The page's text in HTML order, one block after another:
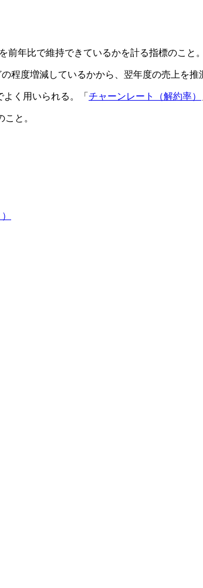
前年比で維持できているかを計る指標のこと
程度増減しているかから、翌年度の売上を推
く用いられる。「 チャーンレート（解約率）
こと。